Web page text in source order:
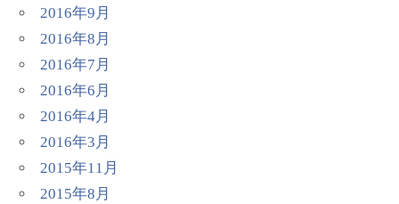
2016年9月
2016年8月
2016年7月
2016年6月
2016年4月
2016年3月
2015年11月
2015年8月